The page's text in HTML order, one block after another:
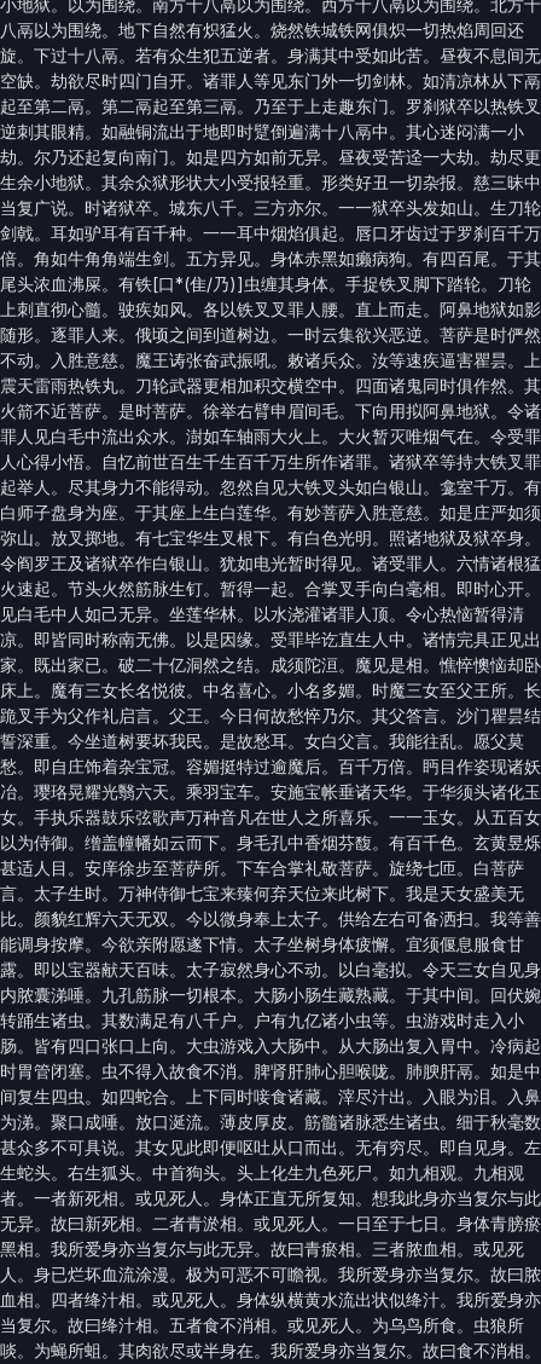
小地狱。以为围绕。南方十八鬲以为围绕。西方十八鬲以为围绕。北方十
八鬲以为围绕。地下自然有炽猛火。烧然铁城铁网俱炽一切热焰周回还
旋。下过十八鬲。若有众生犯五逆者。身满其中受如此苦。昼夜不息间无
空缺。劫欲尽时四门自开。诸罪人等见东门外一切剑林。如清凉林从下鬲
起至第二鬲。第二鬲起至第三鬲。乃至于上走趣东门。罗刹狱卒以热铁叉
逆刺其眼精。如融铜流出于地即时躄倒遍满十八鬲中。其心迷闷满一小
劫。尔乃还起复向南门。如是四方如前无异。昼夜受苦迳一大劫。劫尽更
生余小地狱。其余众狱形状大小受报轻重。形类好丑一切杂报。慈三昧中
当复广说。时诸狱卒。城东八千。三方亦尔。一一狱卒头发如山。生刀轮
剑戟。耳如驴耳有百千种。一一耳中烟焰俱起。唇口牙齿过于罗刹百千万
倍。角如牛角角端生剑。五方异见。身体赤黑如癞病狗。有四百尾。于其
尾头浓血沸屎。有铁[口*(隹/乃)]虫缠其身体。手捉铁叉脚下踏轮。刀轮
上刺直彻心髓。驶疾如风。各以铁叉叉罪人腰。直上而走。阿鼻地狱如影
随形。逐罪人来。俄顷之间到道树边。一时云集欲兴恶逆。菩萨是时俨然
不动。入胜意慈。魔王诪张奋武振吼。敕诸兵众。汝等速疾逼害瞿昙。上
震天雷雨热铁丸。刀轮武器更相加积交横空中。四面诸鬼同时俱作然。其
火箭不近菩萨。是时菩萨。徐举右臂申眉间毛。下向用拟阿鼻地狱。令诸
罪人见白毛中流出众水。澍如车轴雨大火上。大火暂灭唯烟气在。令受罪
人心得小悟。自忆前世百生千生百千万生所作诸罪。诸狱卒等持大铁叉罪
起举人。尽其身力不能得动。忽然自见大铁叉头如白银山。龛室千万。有
白师子盘身为座。于其座上生白莲华。有妙菩萨入胜意慈。如是庄严如须
弥山。放叉掷地。有七宝华生叉根下。有白色光明。照诸地狱及狱卒身。
令阎罗王及诸狱卒作白银山。犹如电光暂时得见。诸受罪人。六情诸根猛
火速起。节头火然筋脉生钉。暂得一起。合掌叉手向白毫相。即时心开。
见白毛中人如己无异。坐莲华林。以水浇灌诸罪人顶。令心热恼暂得清
凉。即皆同时称南无佛。以是因缘。受罪毕讫直生人中。诸情完具正见出
家。既出家已。破二十亿洞然之结。成须陀洹。魔见是相。憔悴懊恼却卧
床上。魔有三女长名悦彼。中名喜心。小名多媚。时魔三女至父王所。长
跪叉手为父作礼启言。父王。今日何故愁悴乃尔。其父答言。沙门瞿昙结
誓深重。今坐道树要坏我民。是故愁耳。女白父言。我能往乱。愿父莫
愁。即自庄饰着杂宝冠。容媚挺特过逾魔后。百千万倍。眄目作姿现诸妖
冶。璎珞晃耀光翳六天。乘羽宝车。安施宝帐垂诸天华。于华须头诸化玉
女。手执乐器鼓乐弦歌声万种音凡在世人之所喜乐。一一玉女。从五百女
以为侍御。缯盖幢幡如云而下。身毛孔中香烟芬馥。有百千色。玄黄昱烁
甚适人目。安庠徐步至菩萨所。下车合掌礼敬菩萨。旋绕七匝。白菩萨
言。太子生时。万神侍御七宝来臻何弃天位来此树下。我是天女盛美无
比。颜貌红辉六天无双。今以微身奉上太子。供给左右可备洒扫。我等善
能调身按摩。今欲亲附愿遂下情。太子坐树身体疲懈。宜须偃息服食甘
露。即以宝器献天百味。太子寂然身心不动。以白毫拟。令天三女自见身
内脓囊涕唾。九孔筋脉一切根本。大肠小肠生藏熟藏。于其中间。回伏婉
转踊生诸虫。其数满足有八千户。户有九亿诸小虫等。虫游戏时走入小
肠。皆有四口张口上向。大虫游戏入大肠中。从大肠出复入胃中。冷病起
时胃管闭塞。虫不得入故食不消。脾肾肝肺心胆喉咙。肺腴肝鬲。如是中
间复生四虫。如四蛇合。上下同时唼食诸藏。滓尽汁出。入眼为泪。入鼻
为涕。聚口成唾。放口涎流。薄皮厚皮。筋髓诸脉悉生诸虫。细于秋毫数
甚众多不可具说。其女见此即便呕吐从口而出。无有穷尽。即自见身。左
生蛇头。右生狐头。中首狗头。头上化生九色死尸。如九相观。九相观
者。一者新死相。或见死人。身体正直无所复知。想我此身亦当复尔与此
无异。故曰新死相。二者青淤相。或见死人。一日至于七日。身体青膀瘀
黑相。我所爱身亦当复尔与此无异。故曰青瘀相。三者脓血相。或见死
人。身已烂坏血流涂漫。极为可恶不可瞻视。我所爱身亦当复尔。故曰脓
血相。四者绛汁相。或见死人。身体纵横黄水流出状似绛汁。我所爱身亦
当复尔。故曰绛汁相。五者食不消相。或见死人。为乌鸟所食。虫狼所
啖。为蝇所蛆。其肉欲尽或半身在。我所爱身亦当复尔。故曰食不消相。